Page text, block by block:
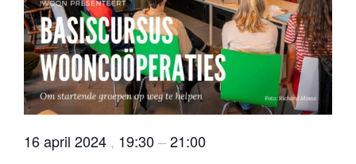
g
a
t
i
16 april 2024 , 19:30 –21:00